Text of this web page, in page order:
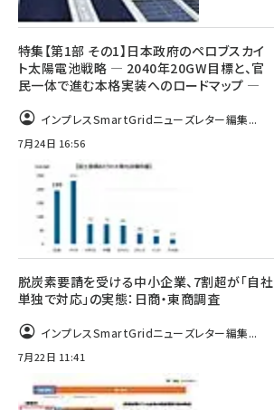
特集【第1部 その1】日本政府のペロブスカイ
ト太陽電池戦略 ― 2040年20GW目標と、官
民一体で進む本格実装へのロードマップ ―
インプレスSmartGridニューズレター編集...
7月24日 16:56
脱炭素要請を受ける中小企業、7割超が「自社
単独で対応」の実態：日商・東商調査
インプレスSmartGridニューズレター編集...
7月22日 11:41